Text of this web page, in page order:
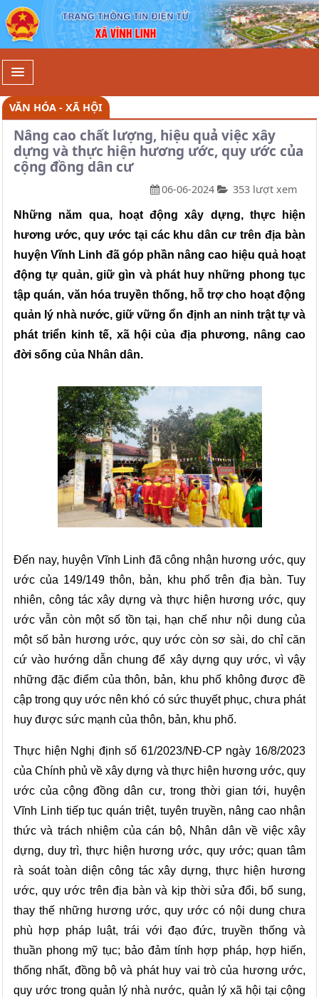
Chi tiết - Xã Vĩnh Linh
VĂN HÓA - XÃ HỘI
Nâng cao chất lượng, hiệu quả việc xây
dựng và thực hiện hương ước, quy ước của
cộng đồng dân cư
06-06-2024 353 lượt xem
Những năm qua, hoạt động xây dựng, thực hiện
hương ước, quy ước tại các khu dân cư trên địa bàn
huyện Vĩnh Linh đã góp phần nâng cao hiệu quả hoạt
động tự quản, giữ gìn và phát huy những phong tục
tập quán, văn hóa truyền thống, hỗ trợ cho hoạt động
quản lý nhà nước, giữ vững ổn định an ninh trật tự và
phát triển kinh tế, xã hội của địa phương, nâng cao
đời sống của Nhân dân.
Đến nay, huyện Vĩnh Linh đã công nhận hương ước, quy
ước của 149/149 thôn, bản, khu phố trên địa bàn. Tuy
nhiên, công tác xây dựng và thực hiện hương ước, quy
ước vẫn còn một số tồn tại, hạn chế như nội dung của
một số bản hương ước, quy ước còn sơ sài, do chỉ căn
cứ vào hướng dẫn chung để xây dựng quy ước, vì vậy
những đặc điểm của thôn, bản, khu phố không được đề
cập trong quy ước nên khó có sức thuyết phục, chưa phát
huy được sức mạnh của thôn, bản, khu phố.
Thực hiện Nghị định số 61/2023/NĐ-CP ngày 16/8/2023
của Chính phủ về xây dựng và thực hiện hương ước, quy
ước của cộng đồng dân cư, trong thời gian tới, huyện
Vĩnh Linh tiếp tục quán triệt, tuyên truyền, nâng cao nhận
thức và trách nhiệm của cán bộ, Nhân dân về việc xây
dựng, duy trì, thực hiện hương ước, quy ước; quan tâm
rà soát toàn diện công tác xây dựng, thực hiện hương
ước, quy ước trên địa bàn và kịp thời sửa đổi, bổ sung,
thay thế những hương ước, quy ước có nội dung chưa
phù hợp pháp luật, trái với đạo đức, truyền thống và
thuần phong mỹ tục; bảo đảm tính hợp pháp, hợp hiến,
thống nhất, đồng bộ và phát huy vai trò của hương ước,
quy ước trong quản lý nhà nước, quản lý xã hội tại cộng